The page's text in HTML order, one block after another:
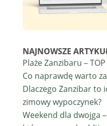
NAJNOWSZE
Plaże Zanzibaru –
Co naprawdę warto
Dlaczego Zanzibar to
zimowy wypoczynek?
Weekend dla dwojga